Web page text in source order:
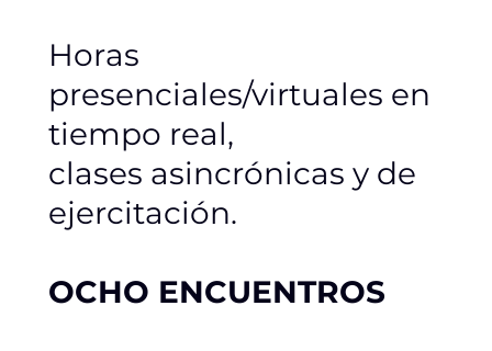
Horas
presenciales/virtuales en
tiempo real,
clases asincrónicas y de
ejercitación.
OCHO ENCUENTROS